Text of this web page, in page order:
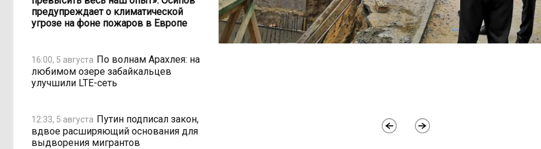
предупреждает о климатической
угрозе на фоне пожаров в Европе
16:00, 5 августа По волнам Арахлея: на
любимом озере забайкальцев
улучшили LTE-сеть
12:33, 5 августа Путин подписал закон,
вдвое расширяющий основания для
выдворения мигрантов